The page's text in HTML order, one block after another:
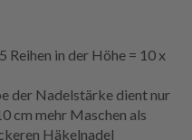
Reihen in der Höhe = 10 x
der Nadelstärke dient nur
cm mehr Maschen als
Häkelnadel